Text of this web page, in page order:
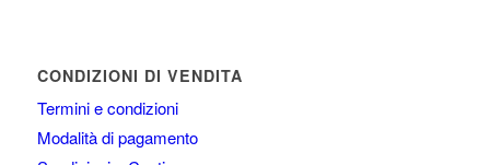
CONDIZIONI DI VENDITA
Termini e condizioni
Modalità di pagamento